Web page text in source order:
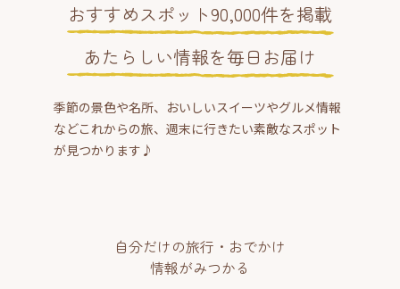
おすすめスポット90,000件を掲載
あたらしい情報を毎日お届け
季節の景色や名所、おいしいスイーツやグルメ情報
などこれからの旅、週末に行きたい素敵なスポット
が見つかります♪
自分だけの旅行・おでかけ
情報がみつかる